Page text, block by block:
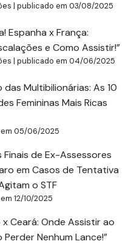
|publicado em 03/08/2025
Espanha x França:
e Como Assistir!”
|publicado em 04/06/2025
das Multibilionárias: As 10
Femininas Mais Ricas
05/06/2025
Finais de Ex-Assessores
em Casos de Tentativa
o STF
12/10/2025
Ceará: Onde Assistir ao
Perder Nenhum Lance!”